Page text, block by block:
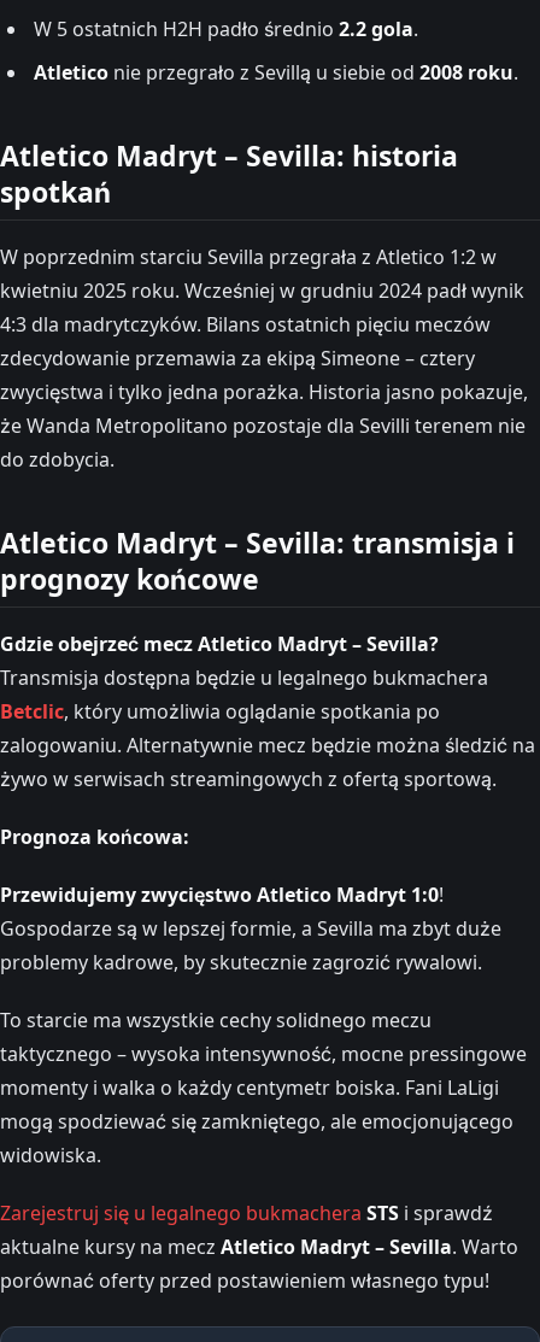
W 5 ostatnich H2H padło średnio 2.2 gola.
Atletico nie przegrało z Sevillą u siebie od 2008 roku.
Atletico Madryt – Sevilla: historia
spotkań
W poprzednim starciu Sevilla przegrała z Atletico 1:2 w
kwietniu 2025 roku. Wcześniej w grudniu 2024 padł wynik
4:3 dla madrytczyków. Bilans ostatnich pięciu meczów
zdecydowanie przemawia za ekipą Simeone – cztery
zwycięstwa i tylko jedna porażka. Historia jasno pokazuje,
że Wanda Metropolitano pozostaje dla Sevilli terenem nie
do zdobycia.
Atletico Madryt – Sevilla: transmisja i
prognozy końcowe
Gdzie obejrzeć mecz Atletico Madryt – Sevilla?
Transmisja dostępna będzie u legalnego bukmachera
Betclic, który umożliwia oglądanie spotkania po
zalogowaniu. Alternatywnie mecz będzie można śledzić na
żywo w serwisach streamingowych z ofertą sportową.
Prognoza końcowa:
Przewidujemy zwycięstwo Atletico Madryt 1:0!
Gospodarze są w lepszej formie, a Sevilla ma zbyt duże
problemy kadrowe, by skutecznie zagrozić rywalowi.
To starcie ma wszystkie cechy solidnego meczu
taktycznego – wysoka intensywność, mocne pressingowe
momenty i walka o każdy centymetr boiska. Fani LaLigi
mogą spodziewać się zamkniętego, ale emocjonującego
widowiska.
Zarejestruj się u legalnego bukmachera STS i sprawdź
aktualne kursy na mecz Atletico Madryt – Sevilla. Warto
porównać oferty przed postawieniem własnego typu!